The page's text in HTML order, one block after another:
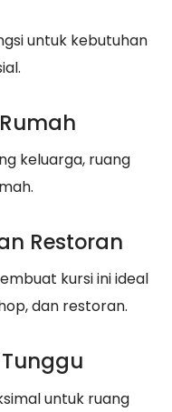
untuk kebutuhan
keluarga, ruang
Restoran
kursi ini ideal
dan restoran.
untuk ruang